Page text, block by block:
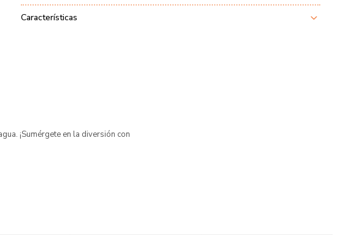
Características
¡Sumérgete en la diversión con